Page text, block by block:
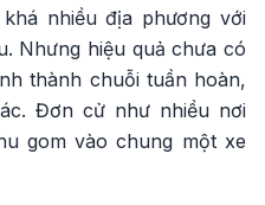
nhiều địa phương với
Nhưng hiệu quả chưa có
thành chuỗi tuần hoàn,
Đơn cử như nhiều nơi
gom vào chung một xe